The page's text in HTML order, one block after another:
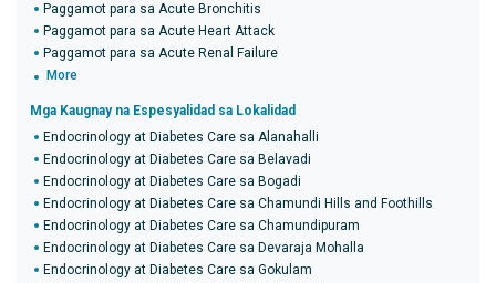
Paggamot para sa Acute Bronchitis
Paggamot para sa Acute Heart Attack
Paggamot para sa Acute Renal Failure
More
Mga Kaugnay na Espesyalidad sa Lokalidad
Endocrinology at Diabetes Care sa Alanahalli
Endocrinology at Diabetes Care sa Belavadi
Endocrinology at Diabetes Care sa Bogadi
Endocrinology at Diabetes Care sa Chamundi Hills and Foothills
Endocrinology at Diabetes Care sa Chamundipuram
Endocrinology at Diabetes Care sa Devaraja Mohalla
Endocrinology at Diabetes Care sa Gokulam